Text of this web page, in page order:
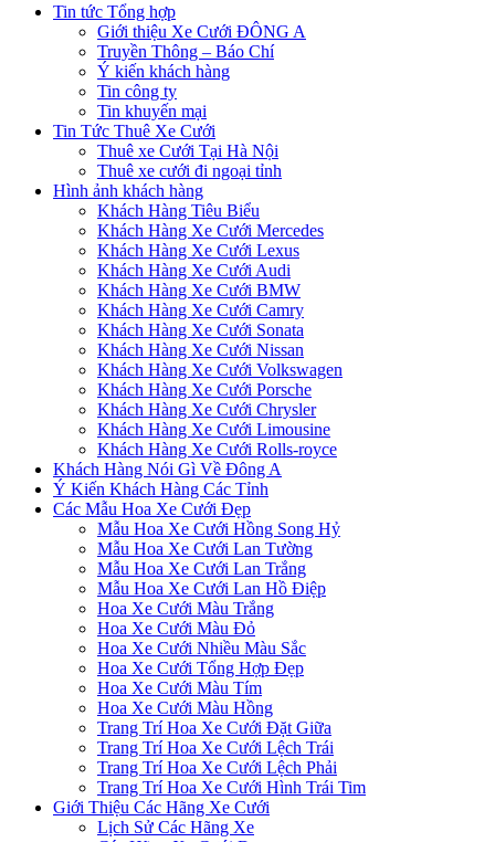
Tin tức Tổng hợp
Giới thiệu Xe Cưới ĐÔNG A
Truyền Thông – Báo Chí
Ý kiến khách hàng
Tin công ty
Tin khuyến mại
Tin Tức Thuê Xe Cưới
Thuê xe Cưới Tại Hà Nội
Thuê xe cưới đi ngoại tỉnh
Hình ảnh khách hàng
Khách Hàng Tiêu Biểu
Khách Hàng Xe Cưới Mercedes
Khách Hàng Xe Cưới Lexus
Khách Hàng Xe Cưới Audi
Khách Hàng Xe Cưới BMW
Khách Hàng Xe Cưới Camry
Khách Hàng Xe Cưới Sonata
Khách Hàng Xe Cưới Nissan
Khách Hàng Xe Cưới Volkswagen
Khách Hàng Xe Cưới Porsche
Khách Hàng Xe Cưới Chrysler
Khách Hàng Xe Cưới Limousine
Khách Hàng Xe Cưới Rolls-royce
Khách Hàng Nói Gì Về Đông A
Ý Kiến Khách Hàng Các Tỉnh
Các Mẫu Hoa Xe Cưới Đẹp
Mẫu Hoa Xe Cưới Hồng Song Hỷ
Mẫu Hoa Xe Cưới Lan Tường
Mẫu Hoa Xe Cưới Lan Trắng
Mẫu Hoa Xe Cưới Lan Hồ Điệp
Hoa Xe Cưới Màu Trắng
Hoa Xe Cưới Màu Đỏ
Hoa Xe Cưới Nhiều Màu Sắc
Hoa Xe Cưới Tổng Hợp Đẹp
Hoa Xe Cưới Màu Tím
Hoa Xe Cưới Màu Hồng
Trang Trí Hoa Xe Cưới Đặt Giữa
Trang Trí Hoa Xe Cưới Lệch Trái
Trang Trí Hoa Xe Cưới Lệch Phải
Trang Trí Hoa Xe Cưới Hình Trái Tim
Giới Thiệu Các Hãng Xe Cưới
Lịch Sử Các Hãng Xe